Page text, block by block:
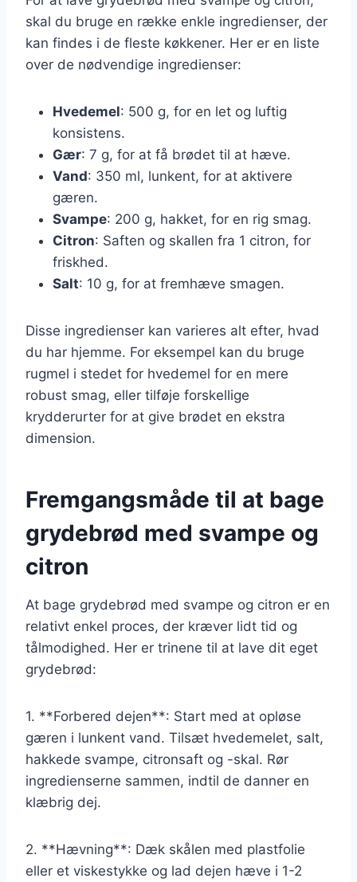
skal du bruge en række enkle ingredienser, der
kan findes i de fleste køkkener. Her er en liste
over de nødvendige ingredienser:
Hvedemel: 500 g, for en let og luftig
konsistens.
Gær: 7 g, for at få brødet til at hæve.
Vand: 350 ml, lunkent, for at aktivere
gæren.
Svampe: 200 g, hakket, for en rig smag.
Citron: Saften og skallen fra 1 citron, for
friskhed.
Salt: 10 g, for at fremhæve smagen.
Disse ingredienser kan varieres alt efter, hvad
du har hjemme. For eksempel kan du bruge
rugmel i stedet for hvedemel for en mere
robust smag, eller tilføje forskellige
krydderurter for at give brødet en ekstra
dimension.
Fremgangsmåde til at bage
grydebrød med svampe og
citron
At bage grydebrød med svampe og citron er en
relativt enkel proces, der kræver lidt tid og
tålmodighed. Her er trinene til at lave dit eget
grydebrød:
1. **Forbered dejen**: Start med at opløse
gæren i lunkent vand. Tilsæt hvedemelet, salt,
hakkede svampe, citronsaft og -skal. Rør
ingredienserne sammen, indtil de danner en
klæbrig dej.
2. **Hævning**: Dæk skålen med plastfolie
eller et viskestykke og lad dejen hæve i 1-2